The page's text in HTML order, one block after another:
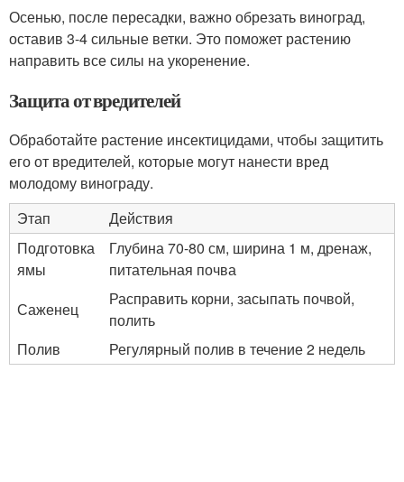
Осенью, после пересадки, важно обрезать виноград,
оставив 3-4 сильные ветки. Это поможет растению
направить все силы на укоренение.
Защита от вредителей
Обработайте растение инсектицидами, чтобы защитить
его от вредителей, которые могут нанести вред
молодому винограду.
Этап
Действия
Подготовка
ямы
Глубина 70-80 см, ширина 1 м, дренаж,
питательная почва
Саженец
Расправить корни, засыпать почвой,
полить
Полив
Регулярный полив в течение 2 недель